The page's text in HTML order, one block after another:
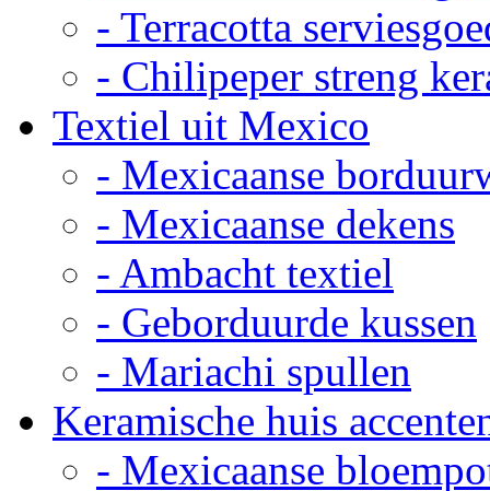
- Terracotta
- Chilipeper streng
Textiel uit Mexico
- Mexicaanse
- Mexicaanse dekens
- Ambacht textiel
- Geborduurde kussen
- Mariachi spullen
Keramische huis
- Mexicaanse